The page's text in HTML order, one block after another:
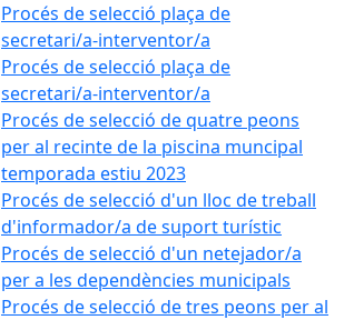
Procés de selecció plaça de
secretari/a-interventor/a
Procés de selecció plaça de
secretari/a-interventor/a
Procés de selecció de quatre peons
per al recinte de la piscina muncipal
temporada estiu 2023
Procés de selecció d'un lloc de treball
d'informador/a de suport turístic
Procés de selecció d'un netejador/a
per a les dependències municipals
Procés de selecció de tres peons per al